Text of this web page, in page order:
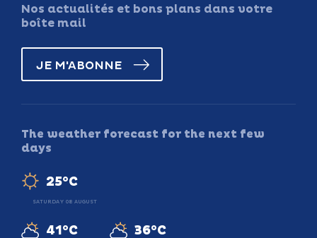
Nos actualités et bons plans dans votre
boîte mail
JE M'ABONNE
The weather forecast for the next few
days
25°C
SATURDAY 08 AUGUST
41°C 36°C